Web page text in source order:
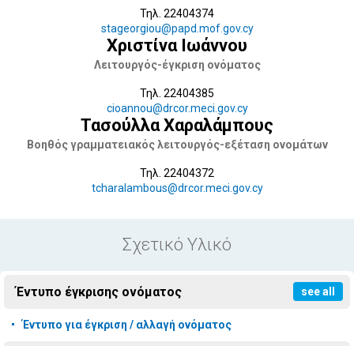
Τηλ. 22404374
stageorgiou@papd.mof.gov.cy
Χριστίνα Ιωάννου
Λειτουργός-έγκριση ονόματος
Τηλ. 22404385
cioannou@drcor.meci.gov.cy
Τασούλλα Χαραλάμπους
Βοηθός γραμματειακός λειτουργός-εξέταση ονομάτων
Τηλ. 22404372
tcharalambous@drcor.meci.gov.cy
Σχετικό Υλικό
Έντυπο έγκρισης ονόματος see all
Έντυπο για έγκριση / αλλαγή ονόματος